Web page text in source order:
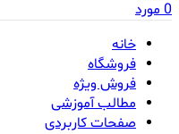
0مورد
خانه
فروشگاه
فروش ویژه
مطالب آموزشی
صفحات کاربردی